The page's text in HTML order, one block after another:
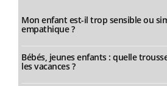
Mon enfant est-il trop sensible ou
empathique ?
Bébés, jeunes enfants : quelle
les vacances ?